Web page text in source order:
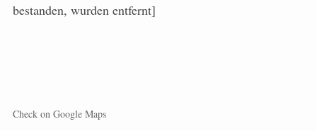
bestanden, wurden entfernt]
Check on Google Maps